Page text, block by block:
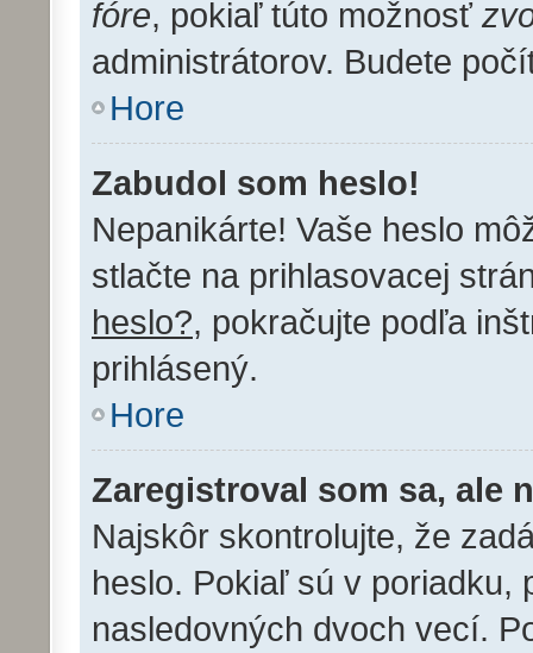
fóre, pokiaľ túto možnosť
administrátorov. Budete
Hore
Zabudol som heslo!
Nepanikárte! Vaše heslo
stlačte na prihlasovacej
heslo?, pokračujte podľa
prihlásený.
Hore
Zaregistroval som sa, ale
Najskôr skontrolujte, že
heslo. Pokiaľ sú v poriadku,
nasledovných dvoch vecí.